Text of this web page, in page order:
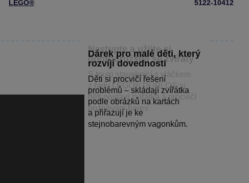
LEGO®
5122-10412
Nastupte a užijte si
dobrodružství se zvířaty
S touto stavebnicí s vláčkem
z řady LEGO® DUPLO® si
děti postaví zvířátka a procvičí
poznávání barev.
Dárek pro malé děti, který
rozvíjí dovednosti
Děti si procvičí řešení
problémů – skládají zvířátka
podle obrázků na kartách
a přiřazují je ke
stejnobarevným vagonkům.